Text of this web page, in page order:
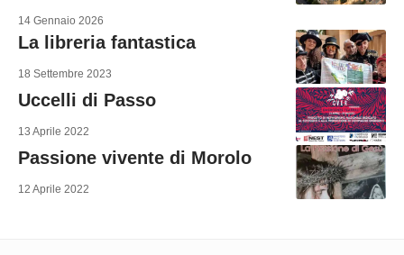
14 Gennaio 2026
La libreria fantastica
18 Settembre 2023
Uccelli di Passo
13 Aprile 2022
Passione vivente di Morolo
12 Aprile 2022